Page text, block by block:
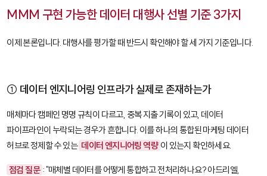
MMM 구현 가능한 데이터 대행사 선별 기준 3가지
이제 본론입니다. 대행사를 평가할 때 반드시 확인해야 할 세 가지 기준입니다.
① 데이터 엔지니어링 인프라가 실제로 존재하는가
매체마다 캠페인 명명 규칙이 다르고, 중복 지출 기록이 있고, 데이터
파이프라인이 누락되는 경우가 흔합니다. 이를 하나의 통합된 마케팅 데이터
허브로 정제할 수 있는 데이터 엔지니어링 역량 이 있는지 확인하세요.
점검 질문 : "매체별 데이터를 어떻게 통합하고 전처리하나요? 아드리엘,